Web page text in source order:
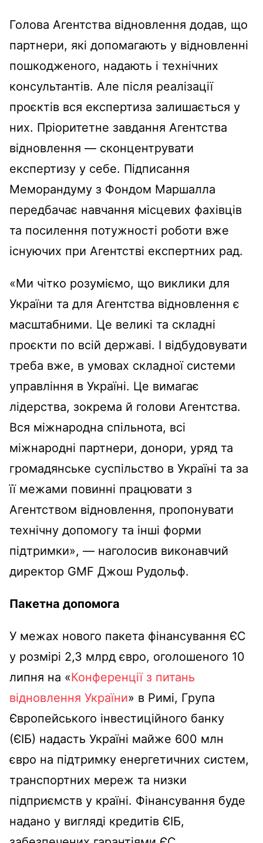
Голова Агентства відновлення додав, що
партнери, які допомагають у відновленні
пошкодженого, надають і технічних
консультантів. Але після реалізації
проєктів вся експертиза залишається у
них. Пріоритетне завдання Агентства
відновлення — сконцентрувати
експертизу у себе. Підписання
Меморандуму з Фондом Маршалла
передбачає навчання місцевих фахівців
та посилення потужності роботи вже
існуючих при Агентстві експертних рад.
«Ми чітко розуміємо, що виклики для
України та для Агентства відновлення є
масштабними. Це великі та складні
проєкти по всій державі. І відбудовувати
треба вже, в умовах складної системи
управління в Україні. Це вимагає
лідерства, зокрема й голови Агентства.
Вся міжнародна спільнота, всі
міжнародні партнери, донори, уряд та
громадянське суспільство в Україні та за
її межами повинні працювати з
Агентством відновлення, пропонувати
технічну допомогу та інші форми
підтримки», — наголосив виконавчий
директор GMF Джош Рудольф.
Пакетна допомога
У межах нового пакета фінансування ЄС
у розмірі 2,3 млрд євро, оголошеного 10
липня на «Конференції з питань
відновлення України» в Римі, Група
Європейського інвестиційного банку
(ЄІБ) надасть Україні майже 600 млн
євро на підтримку енергетичних систем,
транспортних мереж та низки
підприємств у країні. Фінансування буде
надано у вигляді кредитів ЄІБ,